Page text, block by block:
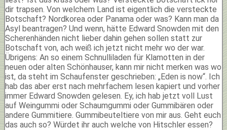
dir trapsen. Von welchem Land ist eigentlich die versteckte
Botschaft? Nordkorea oder Panama oder was? Kann man da
Asyl beantragen? Und wenn, hätte Edward Snowden mit den
Scherenhänden nicht lieber dahin gehen sollen statt zur
Botschaft von, ach weiß ich jetzt nicht mehr wo der war.
Übrigens: An so einem Schnulliladen für Klamotten in der
neuen oder alten Schönhauser, kann mir nicht merken was wo
ist, da steht im Schaufenster geschrieben: „Eden is now“. Ich
hab das aber erst nach mehrfachem lesen kapiert und vorher
immer Edward Snowden gelesen. Ey, ich hab jetzt voll Lust
auf Weingummi oder Schaumgummi oder Gummibären oder
andere Gummitiere. Gummibeuteltiere von mir aus. Geht euch
das auch so? Würdet ihr auch welche von Hitschler essen?